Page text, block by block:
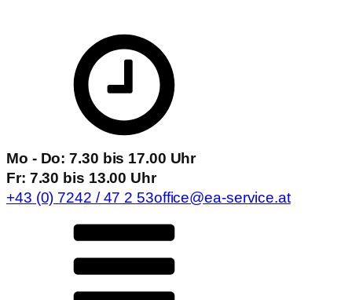
Mo - Do: 7.30 bis 17.00 Uhr
Fr: 7.30 bis 13.00 Uhr
+43 (0) 7242 / 47 2 53office@ea-service.at